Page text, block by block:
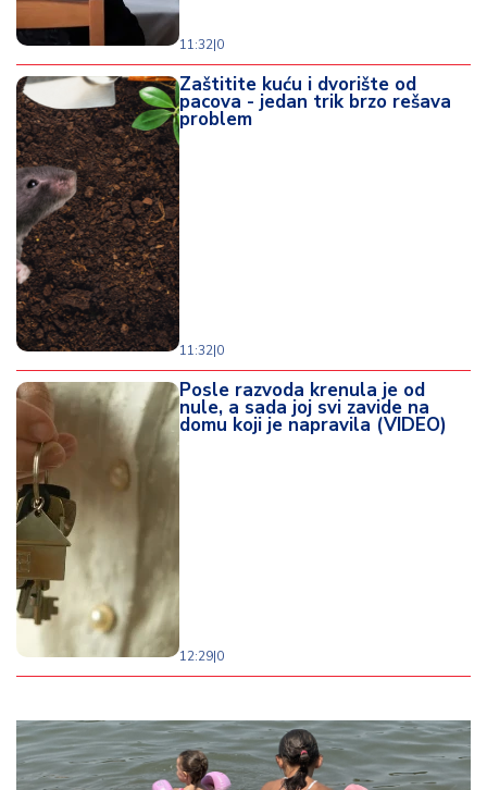
11:32|0
Zaštitite kuću i dvorište od
pacova - jedan trik brzo rešava
problem
11:32|0
Posle razvoda krenula je od
nule, a sada joj svi zavide na
domu koji je napravila (VIDEO)
12:29|0